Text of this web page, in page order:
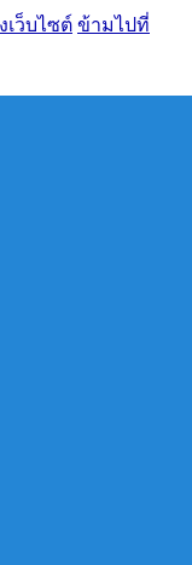
ว็บไซต์ ข้ามไปที่